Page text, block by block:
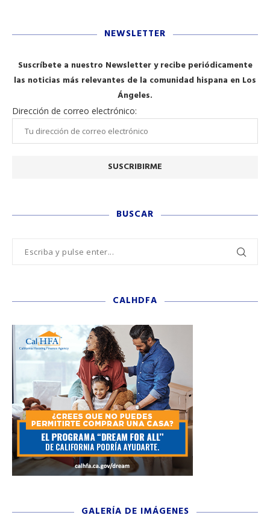
NEWSLETTER
Suscríbete a nuestro Newsletter y recibe periódicamente
las noticias más relevantes de la comunidad hispana en Los
Ángeles.
Dirección de correo electrónico:
BUSCAR
CALHDFA
GALERÍA DE IMÁGENES